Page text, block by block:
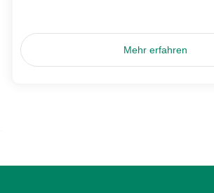
Mehr erfahren